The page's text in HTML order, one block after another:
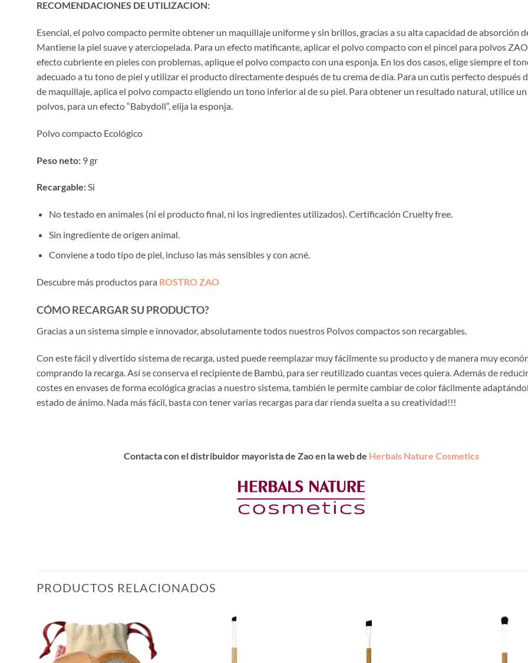
RECOMENDACIONES DE UTILIZACION:
Esencial, el polvo compacto permite obtener un maquillaje uniforme y sin brillos, gracias a su alta capacidad de absorción
Mantiene la piel suave y aterciopelada. Para un efecto matificante, aplicar el polvo compacto con el pincel para polvos
efecto cubriente en pieles con problemas, aplique el polvo compacto con una esponja. En los dos casos, elige siempre el
adecuado a tu tono de piel y utilizar el producto directamente después de tu crema de día. Para un cutis perfecto después
de maquillaje, aplica el polvo compacto eligiendo un tono inferior al de su piel. Para obtener un resultado natural, utilice
polvos, para un efecto “Babydoll”, elija la esponja.
Polvo compacto Ecológico
Peso neto: 9 gr
Recargable:Si
No testado en animales (ni el producto final, ni los ingredientes utilizados). Certificación Cruelty free.
Sin ingrediente de origen animal.
Conviene a todo tipo de piel, incluso las más sensibles y con acné.
Descubre más productos para ROSTRO ZAO
CÓMO RECARGAR SU PRODUCTO?
Gracias a un sistema simple e innovador, absolutamente todos nuestros Polvos compactos son recargables.
Con este fácil y divertido sistema de recarga, usted puede reemplazar muy fácilmente su producto y de manera muy
comprando la recarga. Así se conserva el recipiente de Bambú, para ser reutilizado cuantas veces quiera. Además de
costes en envases de forma ecológica gracias a nuestro sistema, también le permite cambiar de color fácilmente
estado de ánimo. Nada más fácil, basta con tener varias recargas para dar rienda suelta a su creatividad!!!
Contacta con el distribuidor mayorista de Zao en la web de Herbals Nature Cosmetics
PRODUCTOS RELACIONADOS
Añadir
lista de